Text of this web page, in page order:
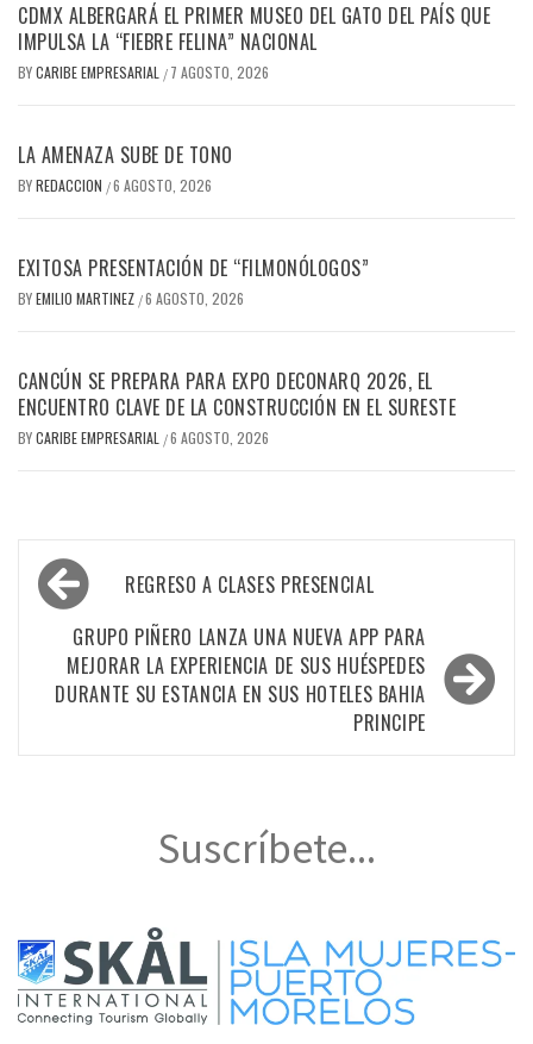
CDMX ALBERGARÁ EL PRIMER MUSEO DEL GATO DEL PAÍS QUE
IMPULSA LA “FIEBRE FELINA” NACIONAL
BYCARIBE EMPRESARIAL / 7 AGOSTO, 2026
LA AMENAZA SUBE DE TONO
BYREDACCION /6 AGOSTO, 2026
EXITOSA PRESENTACIÓN DE “FILMONÓLOGOS”
BYEMILIO MARTINEZ /6 AGOSTO, 2026
CANCÚN SE PREPARA PARA EXPO DECONARQ 2026, EL
ENCUENTRO CLAVE DE LA CONSTRUCCIÓN EN EL SURESTE
BYCARIBE EMPRESARIAL /6 AGOSTO, 2026
Navegación
de
entradas
REGRESO A CLASES PRESENCIAL
GRUPO PIÑERO LANZA UNA NUEVA APP PARA
MEJORAR LA EXPERIENCIA DE SUS HUÉSPEDES
DURANTE SU ESTANCIA EN SUS HOTELES BAHIA
PRINCIPE
Suscríbete...